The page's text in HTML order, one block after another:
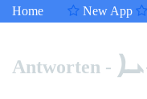
Home New App
Antworten -